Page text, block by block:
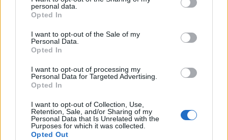
grant or deny consent to Google and its third-party tags to
use your data for below specified purposes in below Google
consent section.
personal data.
Opted In
I want to opt-out of the Sale of my
Personal Data.
Opted In
I want to opt-out of processing my
Personal Data for Targeted Advertising.
Opted In
I want to opt-out of Collection, Use,
Retention, Sale, and/or Sharing of my
Personal Data that Is Unrelated with the
Purposes for which it was collected.
Opted Out
κάμερες.